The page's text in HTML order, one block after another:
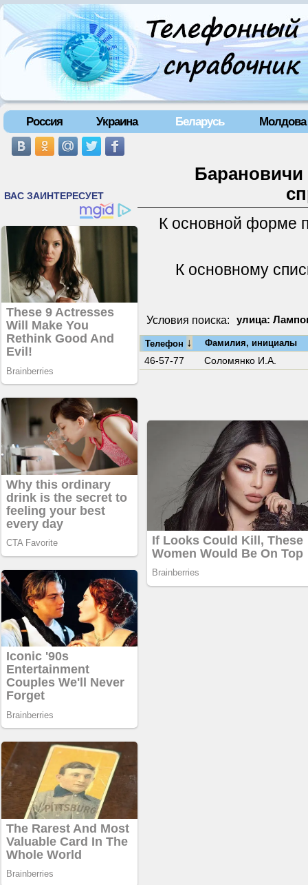
Россия Украина Беларусь Молдова
Барановичи
К основной форме
К основному
Условия поиска: улица:
Телефон ↓ Фамилия, инициалы
46-57-77 Соломянко И.А.